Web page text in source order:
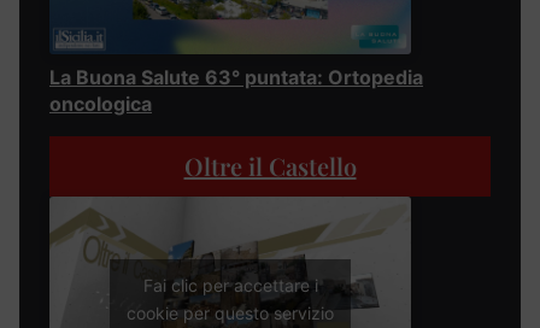
La Buona Salute 63° puntata: Ortopedia
oncologica
Oltre il Castello
Fai clic per accettare i
cookie per questo servizio